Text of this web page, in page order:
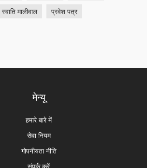
स्वाति मालीवाल प्रवेश पत्र
मेन्यू
हमारे बारे में
सेवा नियम
गोपनीयता नीति